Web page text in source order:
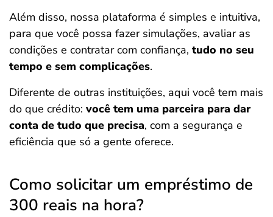
Além disso, nossa plataforma é simples e intuitiva,
para que você possa fazer simulações, avaliar as
condições e contratar com confiança, tudo no seu
tempo e sem complicações.
Diferente de outras instituições, aqui você tem mais
do que crédito: você tem uma parceira para dar
conta de tudo que precisa, com a segurança e
eficiência que só a gente oferece.
Como solicitar um empréstimo de
300 reais na hora?